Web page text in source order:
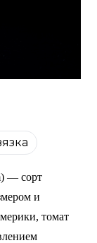
— сорт
и
томат